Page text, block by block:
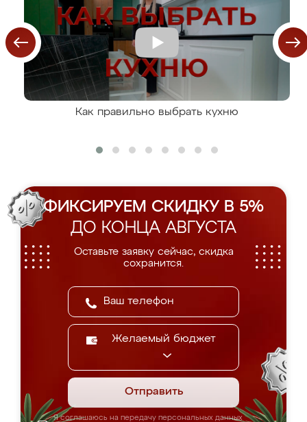
Как правильно выбрать кухню
ФИКСИРУЕМ СКИДКУ В 5%
ДО КОНЦА АВГУСТА
Оставьте заявку сейчас, скидка
сохранится.
Желаемый бюджет
Отправить
Я соглашаюсь на передачу персональных данных